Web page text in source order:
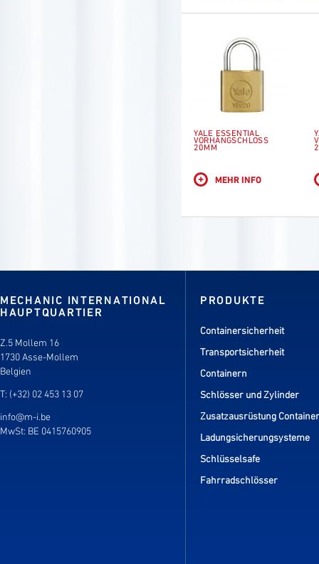
YALE ESSENTIAL
VORHÄNGSCHLOSS
20MM
+ MEHR INFO
MECHANIC INTERNATIONAL
HAUPTQUARTIER
Z.5 Mollem 16
1730 Asse-Mollem
Belgien
T: (+32) 02 453 13 07
info@m-i.be
MwSt: BE 0415760905
PRODUKTE
Containersicherheit
Transportsicherheit
Containern
Schlösser und Zylinder
Zusatzausrüstung
Ladungsicherungsysteme
Schlüsselsafe
Fahrradschlösser